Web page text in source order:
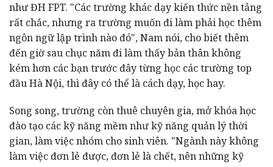
như ĐH FPT. "Các trường khác dạy kiến thức nền tảng
rất chắc, nhưng ra trường muốn đi làm phải học thêm
ngôn ngữ lập trình nào đó", Nam nói, cho biết thêm
đến giờ sau chục năm đi làm thấy bản thân không
kém hơn các bạn trước đây từng học các trường top
đầu Hà Nội, thì đây có thể là cách dạy, học hay.
Song song, trường còn thuê chuyên gia, mở khóa học
đào tạo các kỹ năng mềm như kỹ năng quản lý thời
gian, làm việc nhóm cho sinh viên. "Ngành này không
làm việc đơn lẻ được, đơn lẻ là chết, nên những kỹ